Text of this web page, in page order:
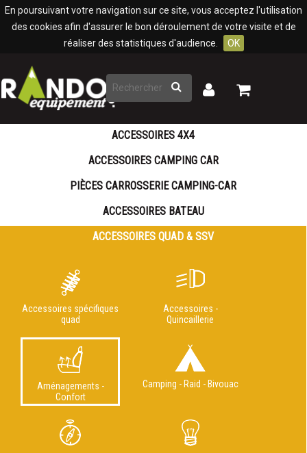
En poursuivant votre navigation sur ce site, vous acceptez l'utilisation
des cookies afin d'assurer le bon déroulement de votre visite et de
réaliser des statistiques d'audience.
OK
Rechercher
Mon
Mon
ACCESSOIRES 4X4
ACCESSOIRES CAMPING CAR
PIÈCES CARROSSERIE CAMPING-CAR
ACCESSOIRES BATEAU
ACCESSOIRES QUAD & SSV
Accessoires spécifiques
quad
Accessoires -
Quincaillerie
Aménagements -
Confort
Camping - Raid - Bivouac
Panneau de gestion des cookies